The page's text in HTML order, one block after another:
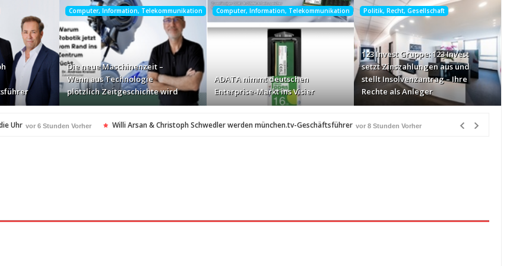
Computer, Information, Telekommunikation
Die neue Maschinenzeit –
Wenn aus Technologie
plötzlich Zeitgeschichte wird
Computer, Information, Telekommunikation
ADATA nimmt deutschen
Enterprise-Markt ins Visier
Politik, Recht, Gesellschaft
123 Invest Gruppe: 123 Invest
setzt Zinszahlungen aus und
stellt Insolvenzantrag – Ihre
Rechte als Anleger
Uhr vor 6 Stunden Vorher Willi Arsan & Christoph Schwedler werden münchen.tv-Geschäftsführer vor 8 Stunden Vorher
Batterie-Unabhängigkeit: Die Entstehung des Battery Valley in Québec
Virginia Beach
Angebot für Hotels